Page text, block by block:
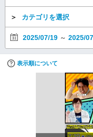
＞ カテゴリを選択
2025/07/19 ～ 2025/
表示順について